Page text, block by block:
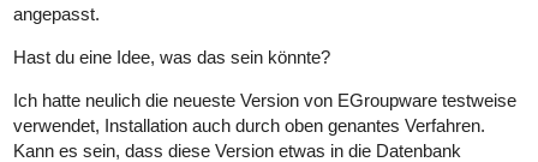
angepasst.
Hast du eine Idee, was das sein könnte?
Ich hatte neulich die neueste Version von EGroupware testweise
verwendet, Installation auch durch oben genantes Verfahren.
Kann es sein, dass diese Version etwas in die Datenbank